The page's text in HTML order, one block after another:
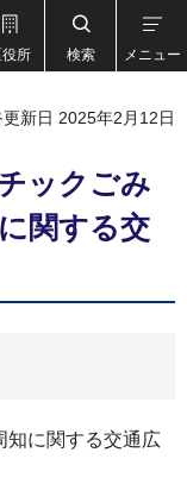
役所 検索 メニュー
更新日 2025年2月12日
ックごみ
関する交
知に関する交通広